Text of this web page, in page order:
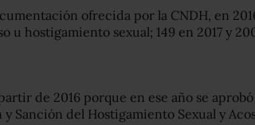
ofrecida por la CNDH, en
u hostigamiento sexual; 149 en 2017 y
de 2016 porque en ese año se
Sanción del Hostigamiento Sexual y